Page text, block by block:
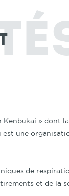
» dont
est une
de
et de la